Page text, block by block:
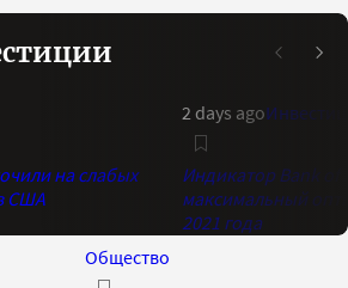
на слабых
США
2 days ago
Индикатор Bank of
максимальный
2021 года
Общество